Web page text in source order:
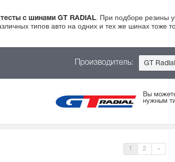
тесты с шинами GT RADIAL
. При подборе резины
типов авто на одних и тех же шинах тоже
Производитель: GT Radial
Вы
нужным
1 2 »